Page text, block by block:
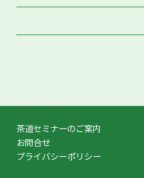
茶道セミナーのご案内
お問合せ
プライバシーポリシー